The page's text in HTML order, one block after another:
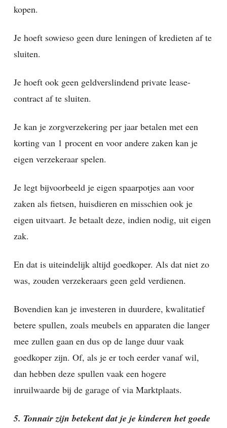
kopen.
Je hoeft sowieso geen dure leningen of kredieten af te
sluiten.
Je hoeft ook geen geldverslindend private lease-
contract af te sluiten.
Je kan je zorgverzekering per jaar betalen met een
korting van 1 procent en voor andere zaken kan je
eigen verzekeraar spelen.
Je legt bijvoorbeeld je eigen spaarpotjes aan voor
zaken als fietsen, huisdieren en misschien ook je
eigen uitvaart. Je betaalt deze, indien nodig, uit eigen
zak.
En dat is uiteindelijk altijd goedkoper. Als dat niet zo
was, zouden verzekeraars geen geld verdienen.
Bovendien kan je investeren in duurdere, kwalitatief
betere spullen, zoals meubels en apparaten die langer
mee zullen gaan en dus op de lange duur vaak
goedkoper zijn. Of, als je er toch eerder vanaf wil,
dan hebben deze spullen vaak een hogere
inruilwaarde bij de garage of via Marktplaats.
5. Tonnair zijn betekent dat je je kinderen het goede